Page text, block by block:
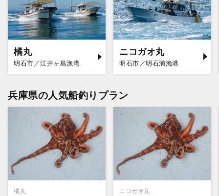
橘丸
明石市／江井ヶ島漁港
ニコガオ丸
明石市／明石浦漁港
兵庫県の人気船釣りプラン
橘丸 ニコガオ丸